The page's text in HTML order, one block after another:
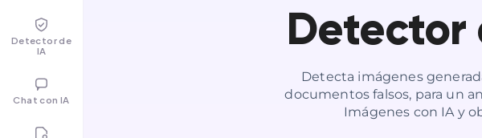
Detector de
IA
Chat con IA
Detector
Detecta imágenes
documentos falsos, para un
Imágenes con IA y